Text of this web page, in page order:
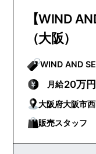
【WIND
（大阪）
月給20万
大阪府大阪市
販売スタッフ